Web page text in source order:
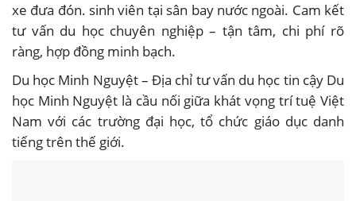
xe đưa đón. sinh viên tại sân bay nước ngoài. Cam kết
tư vấn du học chuyên nghiệp – tận tâm, chi phí rõ
ràng, hợp đồng minh bạch.
Du học Minh Nguyệt – Địa chỉ tư vấn du học tin cậy Du
học Minh Nguyệt là cầu nối giữa khát vọng trí tuệ Việt
Nam với các trường đại học, tổ chức giáo dục danh
tiếng trên thế giới.